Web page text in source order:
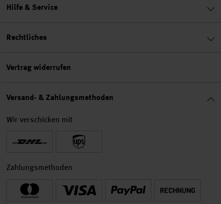
Hilfe & Service
Rechtliches
Vertrag widerrufen
Versand- & Zahlungsmethoden
Wir verschicken mit
Zahlungsmethoden